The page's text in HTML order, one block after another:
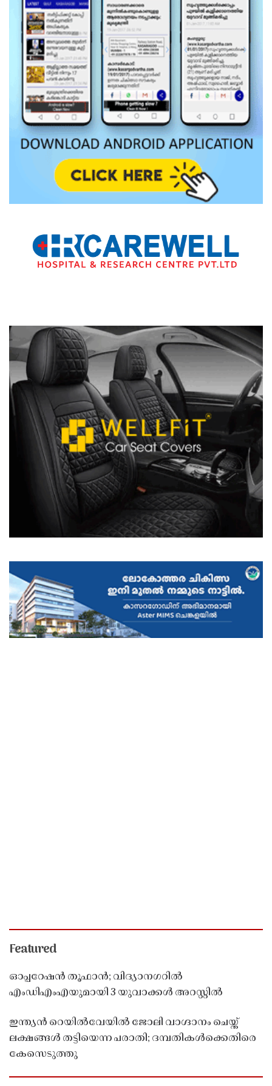
Featured
ഓപ്പറേഷൻ തൂഫാൻ; വിദ്യാനഗറിൽ
എംഡിഎംഎയുമായി 3 യുവാക്കൾ അറസ്റ്റിൽ
ഇന്ത്യൻ റെയിൽവേയിൽ ജോലി വാഗ്ദാനം ചെയ്ത്
ലക്ഷങ്ങൾ തട്ടിയെന്ന പരാതി; ദമ്പതികൾക്കെതിരെ
കേസെടുത്തു